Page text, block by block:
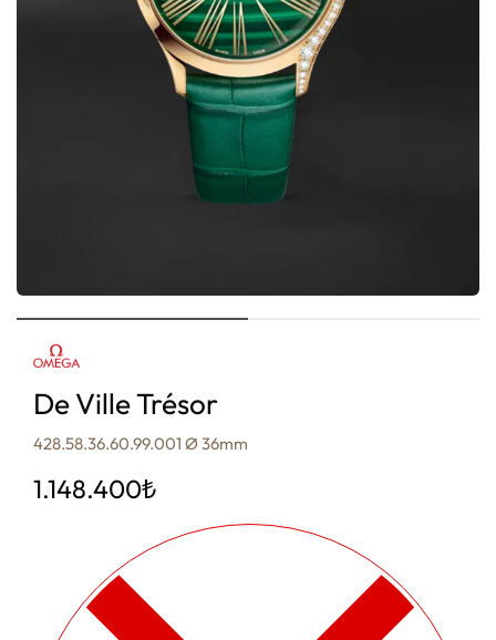
De Ville Trésor
428.58.36.60.99.001 Ø 36mm
1.148.400₺